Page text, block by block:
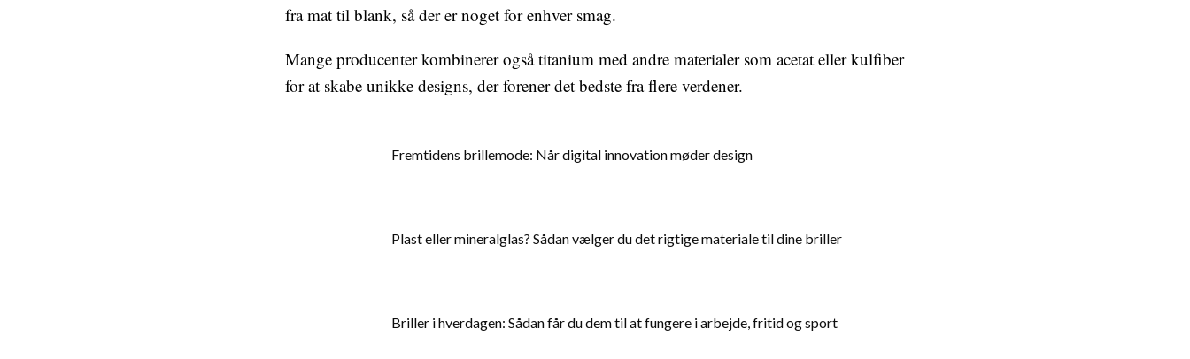
fra mat til blank, så der er noget for enhver smag.
Mange producenter kombinerer også titanium med andre materialer som acetat eller kulfiber
for at skabe unikke designs, der forener det bedste fra flere verdener.
Fremtidens brillemode: Når digital innovation møder design
Plast eller mineralglas? Sådan vælger du det rigtige materiale til dine briller
Briller i hverdagen: Sådan får du dem til at fungere i arbejde, fritid og sport